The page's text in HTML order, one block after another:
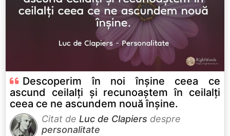
Descoperim în noi înșine ceea ce
ascund ceilalți și recunoaștem în ceilalți
ceea ce ne ascundem nouă înșine.
Citat de Luc de Clapiers despre
personalitate